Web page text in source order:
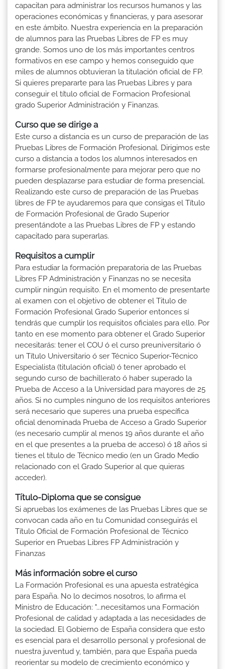
capacitan para administrar los recursos humanos y las
operaciones económicas y financieras, y para asesorar
en este ámbito. Nuestra experiencia en la preparación
de alumnos para las Pruebas Libres de FP es muy
grande. Somos uno de los más importantes centros
formativos en ese campo y hemos conseguido que
miles de alumnos obtuvieran la titulación oficial de FP.
Si quieres prepararte para las Pruebas Libres y para
conseguir el título oficial de Formacion Profesional
grado Superior Administración y Finanzas.
Curso que se dirige a
Este curso a distancia es un curso de preparación de las
Pruebas Libres de Formación Profesional. Dirigimos este
curso a distancia a todos los alumnos interesados en
formarse profesionalmente para mejorar pero que no
pueden desplazarse para estudiar de forma presencial.
Realizando este curso de preparación de las Pruebas
libres de FP te ayudaremos para que consigas el Título
de Formación Profesional de Grado Superior
presentándote a las Pruebas Libres de FP y estando
capacitado para superarlas.
Requisitos a cumplir
Para estudiar la formación preparatoria de las Pruebas
Libres FP Administración y Finanzas no se necesita
cumplir ningún requisito. En el momento de presentarte
al examen con el objetivo de obtener el Titulo de
Formación Profesional Grado Superior entonces sí
tendrás que cumplir los requisitos oficiales para ello. Por
tanto en ese momento para obtener el Grado Superior
necesitarás: tener el COU ó el curso preuniversitario ó
un Título Universitario ó ser Técnico Superior-Técnico
Especialista (titulación oficial) ó tener aprobado el
segundo curso de bachillerato ó haber superado la
Prueba de Acceso a la Universidad para mayores de 25
años. Si no cumples ninguno de los requisitos anteriores
será necesario que superes una prueba específica
oficial denominada Prueba de Acceso a Grado Superior
(es necesario cumplir al menos 19 años durante el año
en el que presentes a la prueba de acceso) ó 18 años si
tienes el título de Técnico medio (en un Grado Medio
relacionado con el Grado Superior al que quieras
acceder).
Título-Diploma que se consigue
Si apruebas los exámenes de las Pruebas Libres que se
convocan cada año en tu Comunidad conseguirás el
Título Oficial de Formación Profesional de Técnico
Superior en Pruebas Libres FP Administración y
Finanzas
Más información sobre el curso
La Formación Profesional es una apuesta estratégica
para España. No lo decimos nosotros, lo afirma el
Ministro de Educación: "...necesitamos una Formación
Profesional de calidad y adaptada a las necesidades de
la sociedad. El Gobierno de España considera que esto
es esencial para el desarrollo personal y profesional de
nuestra juventud y, también, para que España pueda
reorientar su modelo de crecimiento económico y